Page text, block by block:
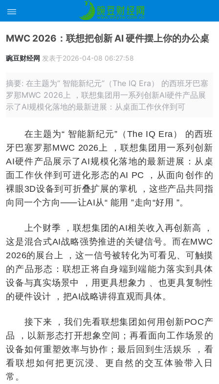
MWC 2026：联想把创新 AI 硬件摆上你的办公桌
豌豆财经网 发表于2026-04-08 06:27:58
摘要: 在主题为“ 智能新纪元”（The IQ Era） 的西班牙巴塞
罗那MWC 2026上 ，联想集团用一系列创新AI硬件产品展
示了AI规模化落地的最新进展：从桌面工作伙伴到可
在主题为“ 智能新纪元”（The IQ Era） 的西班
牙巴塞罗那MWC 2026上 ，联想集团用一系列创新
AI硬件产品展示了AI规模化落地的最新进展：从桌
面工作伙伴到可进化形态的AI PC ，从面向创作的
裸眼3D设备到可折叠扩展的掌机 ，这些产品共同指
向同一个方向⸺让AI从“ 能用 ”走向“好用 ”。
上个财季 ，联想集团的AI相关收入再创新高 ，
这是混合式AI战略强势推进的关键信号。而在MWC
2026的展台上 ，这一信号被转化为可看见、可触摸
的产品形态：联想正将自身端到端能力落实到具体
设备与真实场景中 ，用更具想象力 、也更具复制性
的硬件设计 ，把AI战略讲得直观而具体。
接下来 ，我们先看联想集团如何用创新POC产
品 ，以新形态打开想象空间；再看面向工作场景的
设备如何重塑效率与协作；最后回到生活娱乐 ，看
看联想如何把更沉浸、更自然的交互体验带入日
常。